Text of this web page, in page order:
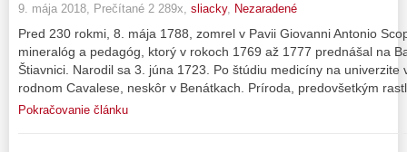
9. mája 2018, Prečítané 2 289x, sliacky, Nezaradené
Pred 230 rokmi, 8. mája 1788, zomrel v Pavii Giovanni Antonio
mineralóg a pedagóg, ktorý v rokoch 1769 až 1777 prednášal na
Štiavnici. Narodil sa 3. júna 1723. Po štúdiu medicíny na univerzite
rodnom Cavalese, neskôr v Benátkach. Príroda, predovšetkým
Pokračovanie článku